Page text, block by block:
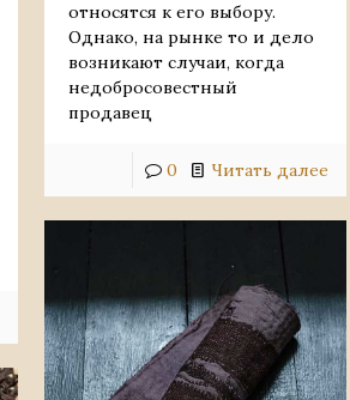
относятся к его выбору.
Однако, на рынке то и дело
возникают случаи, когда
недобросовестный
продавец
0 Читать далее